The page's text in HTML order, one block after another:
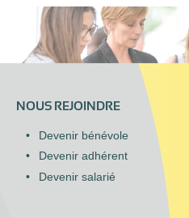
NOUS REJOINDRE
Devenir bénévole
Devenir adhérent
Devenir salarié